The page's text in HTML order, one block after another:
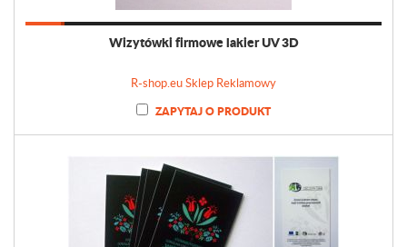
Wizytówki firmowe lakier UV 3D
R-shop.eu Sklep Reklamowy
ZAPYTAJ O PRODUKT